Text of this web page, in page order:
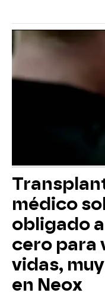
médico
obligado
cero para
vidas,
en Neox